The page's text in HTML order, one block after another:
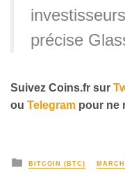
précise
Suivez Coins.fr sur
ou Telegram pour ne
BITCOIN (BTC)